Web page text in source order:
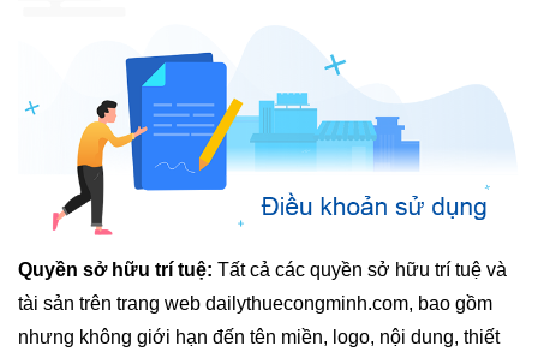
Quyền sở hữu trí tuệ: Tất cả các quyền sở hữu trí tuệ và
tài sản trên trang web dailythuecongminh.com, bao gồm
nhưng không giới hạn đến tên miền, logo, nội dung, thiết